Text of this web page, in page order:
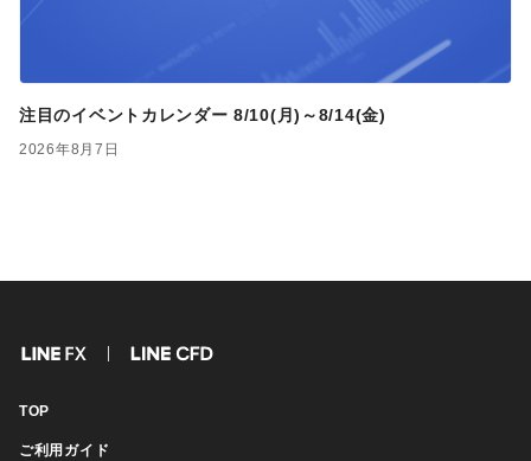
注目のイベントカレンダー 8/10(月)～8/14(金)
2026年8月7日
TOP
ご利用ガイド